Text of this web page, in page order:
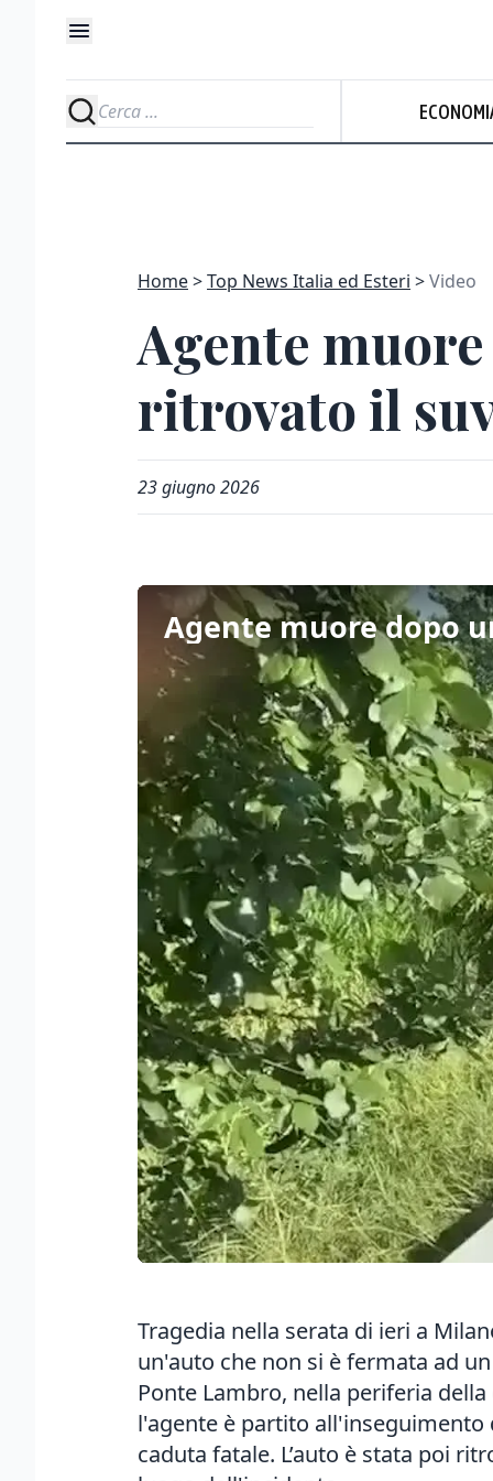
Home Top News Italia ed Esteri Video
Agente
ritrovato il
23 giugno 2026
Agente muore dopo
Tragedia nella serata di ieri a
un'auto che non si è fermata ad
Ponte Lambro, nella periferia
l'agente è partito all'inseguimento
caduta fatale. L’auto è stata poi